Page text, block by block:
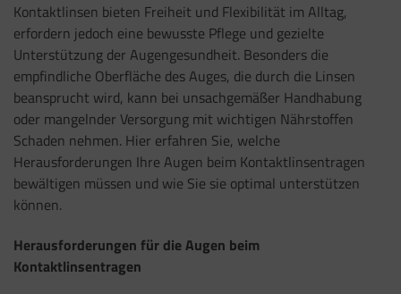
Kontaktlinsen bieten Freiheit und Flexibilität im Alltag,
erfordern jedoch eine bewusste Pflege und gezielte
Unterstützung der Augengesundheit. Besonders die
empfindliche Oberfläche des Auges, die durch die Linsen
beansprucht wird, kann bei unsachgemäßer Handhabung
oder mangelnder Versorgung mit wichtigen Nährstoffen
Schaden nehmen. Hier erfahren Sie, welche
Herausforderungen Ihre Augen beim Kontaktlinsentragen
bewältigen müssen und wie Sie sie optimal unterstützen
können.
Herausforderungen für die Augen beim
Kontaktlinsentragen